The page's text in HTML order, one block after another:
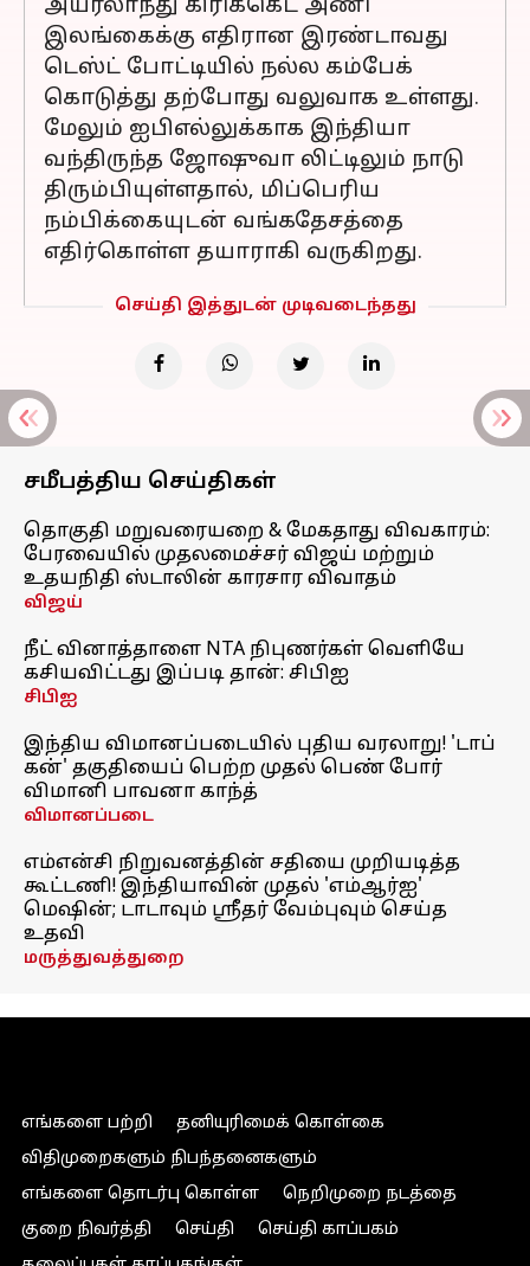
அயர்லாந்து கிரிக்கெட் அணி
இலங்கைக்கு எதிரான இரண்டாவது
டெஸ்ட் போட்டியில் நல்ல கம்பேக்
கொடுத்து தற்போது வலுவாக உள்ளது.
மேலும் ஐபிஎல்லுக்காக இந்தியா
வந்திருந்த ஜோஷுவா லிட்டிலும் நாடு
திரும்பியுள்ளதால், மிப்பெரிய
நம்பிக்கையுடன் வங்கதேசத்தை
எதிர்கொள்ள தயாராகி வருகிறது.
செய்தி இத்துடன் முடிவடைந்தது
சமீபத்திய செய்திகள்
தொகுதி மறுவரையறை & மேகதாது விவகாரம்:
பேரவையில் முதலமைச்சர் விஜய் மற்றும்
உதயநிதி ஸ்டாலின் காரசார விவாதம்
விஜய்
நீட் வினாத்தாளை NTA நிபுணர்கள் வெளியே
கசியவிட்டது இப்படி தான்: சிபிஐ
சிபிஐ
இந்திய விமானப்படையில் புதிய வரலாறு! 'டாப்
கன்' தகுதியைப் பெற்ற முதல் பெண் போர்
விமானி பாவனா காந்த்
விமானப்படை
எம்என்சி நிறுவனத்தின் சதியை முறியடித்த
கூட்டணி! இந்தியாவின் முதல் 'எம்ஆர்ஐ'
மெஷின்; டாடாவும் ஸ்ரீதர் வேம்புவும் செய்த
உதவி
மருத்துவத்துறை
எங்களை பற்றி
தனியுரிமைக் கொள்கை
விதிமுறைகளும் நிபந்தனைகளும்
எங்களை தொடர்பு கொள்ள
நெறிமுறை நடத்தை
குறை நிவர்த்தி
செய்தி
செய்தி காப்பகம்